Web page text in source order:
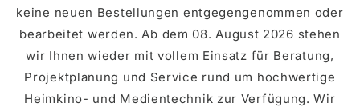
keine neuen Bestellungen entgegengenommen oder
bearbeitet werden. Ab dem 08. August 2026 stehen
wir Ihnen wieder mit vollem Einsatz für Beratung,
Projektplanung und Service rund um hochwertige
Heimkino- und Medientechnik zur Verfügung. Wir